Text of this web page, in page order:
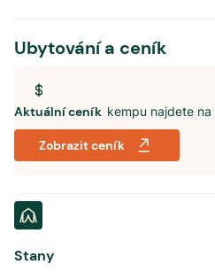
Ubytování a ceník
Aktuální ceník kempu najdete
Zobrazit ceník
Stany